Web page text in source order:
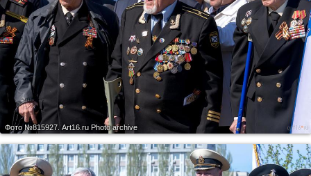
Фото №815927. Art16.ru Photo archive